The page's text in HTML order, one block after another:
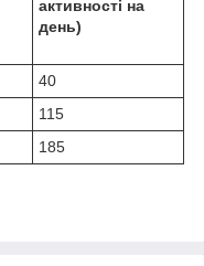
активності на
день)
40
115
185